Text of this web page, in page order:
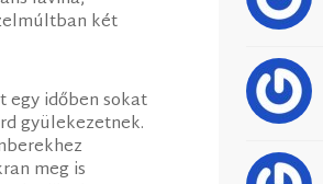
két
egy időben sokat
gyülekezetnek.
meg is